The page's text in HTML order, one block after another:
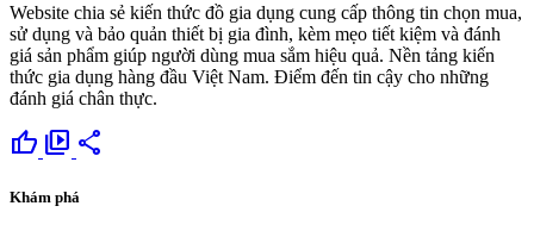
Website chia sẻ kiến thức đồ gia dụng cung cấp thông tin chọn mua,
sử dụng và bảo quản thiết bị gia đình, kèm mẹo tiết kiệm và đánh
giá sản phẩm giúp người dùng mua sắm hiệu quả. Nền tảng kiến
thức gia dụng hàng đầu Việt Nam. Điểm đến tin cậy cho những
đánh giá chân thực.
thumb_up video_library share
Khám phá